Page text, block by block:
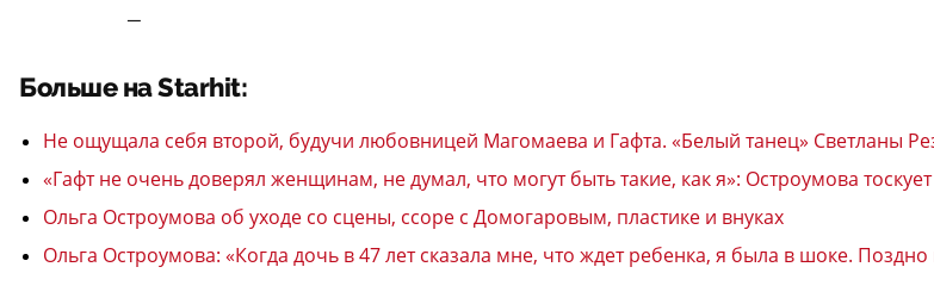
—
Больше на Starhit:
Не ощущала себя второй, будучи любовницей Магомаева и Гафта. «Белый танец» Светланы
«Гафт не очень доверял женщинам, не думал, что могут быть такие, как я»: Остроумова
Ольга Остроумова об уходе со сцены, ссоре с Домогаровым, пластике и внуках
Ольга Остроумова: «Когда дочь в 47 лет сказала мне, что ждет ребенка, я была в шоке.